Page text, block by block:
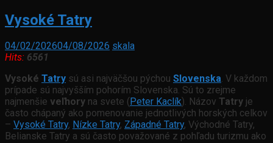
Vysoké Tatry
04/02/202604/08/2026 skala
Hits: 6561
Vysoké Tatry sú asi najväčšou pýchou Slovenska. V každom
prípade sú najvyšším pohorím Slovenska. Sú to zrejme
najmenšie veľhory na svete ( Peter Kaclík). Názov Tatry je
často chápaný ako pomenovanie jednotlivých horských celkov
– Vysoké Tatry, Nízke Tatry, Západné Tatry, Východné Tatry,
Belianske Tatry a sú často považované z pohľadu turizmu ako